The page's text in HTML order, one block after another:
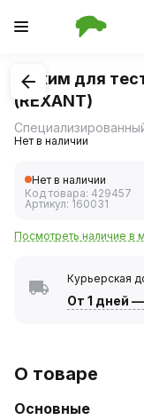
1/3
Зажим для
(REXANT)
Нет в наличии
Нет в наличии
Код товара: 429457
Артикул: 160031
Посмотреть наличие в
Курьерская
От 1 дней —
О товаре
Основные